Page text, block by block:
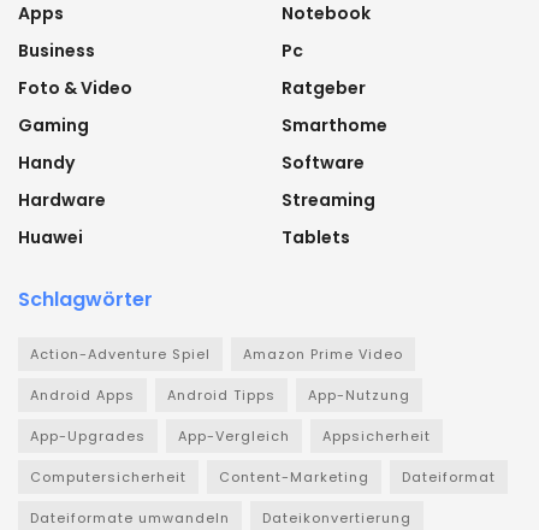
Apps
Business
Foto & Video
Gaming
Handy
Hardware
Huawei
Notebook
Pc
Ratgeber
Smarthome
Software
Streaming
Tablets
Schlagwörter
Action-Adventure Spiel Amazon Prime Video
Android Apps Android Tipps App-Nutzung
App-Upgrades App-Vergleich Appsicherheit
Computersicherheit Content-Marketing Dateiformat
Dateiformate umwandeln Dateikonvertierung